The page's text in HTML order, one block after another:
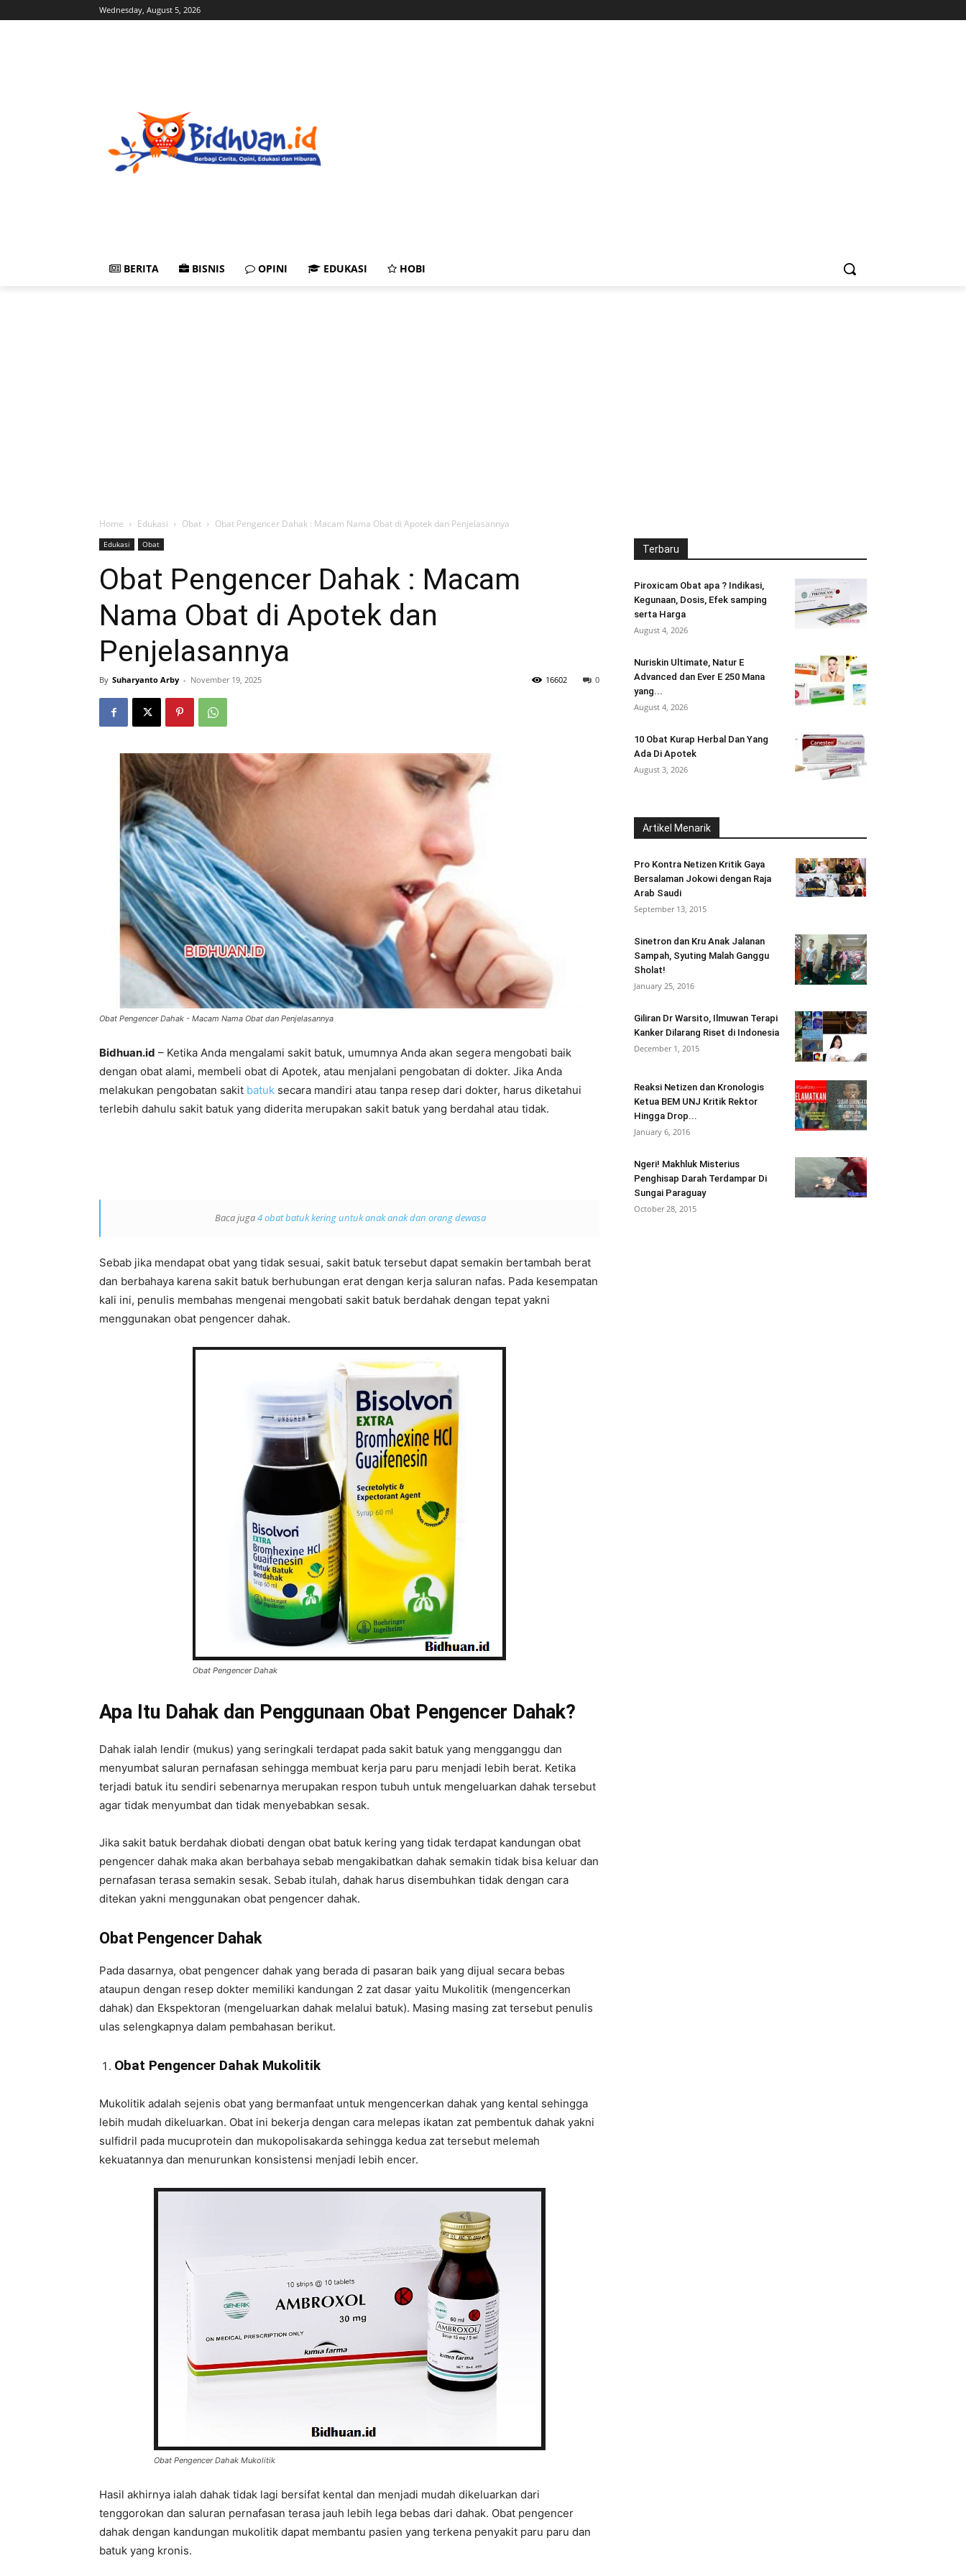
Wednesday, August 5, 2026
BERITA BISNIS OPINI EDUKASI HOBI
Home Edukasi Obat Obat Pengencer Dahak : Macam Nama Obat di Apotek dan Penjelasannya
Edukasi Obat
Obat Pengencer Dahak : Macam
Nama Obat di Apotek dan
Penjelasannya
By Suharyanto Arby - November 19, 2025 0
16602
Obat Pengencer Dahak - Macam Nama Obat dan Penjelasannya
Bidhuan.id – Ketika Anda mengalami sakit batuk, umumnya Anda akan segera mengobati baik
dengan obat alami, membeli obat di Apotek, atau menjalani pengobatan di dokter. Jika Anda
melakukan pengobatan sakit batuk secara mandiri atau tanpa resep dari dokter, harus diketahui
terlebih dahulu sakit batuk yang diderita merupakan sakit batuk yang berdahal atau tidak.
Baca juga4 obat batuk kering untuk anak anak dan orang dewasa
Sebab jika mendapat obat yang tidak sesuai, sakit batuk tersebut dapat semakin bertambah berat
dan berbahaya karena sakit batuk berhubungan erat dengan kerja saluran nafas. Pada kesempatan
kali ini, penulis membahas mengenai mengobati sakit batuk berdahak dengan tepat yakni
menggunakan obat pengencer dahak.
Obat Pengencer Dahak
Apa Itu Dahak dan Penggunaan Obat Pengencer Dahak?
Dahak ialah lendir (mukus) yang seringkali terdapat pada sakit batuk yang mengganggu dan
menyumbat saluran pernafasan sehingga membuat kerja paru paru menjadi lebih berat. Ketika
terjadi batuk itu sendiri sebenarnya merupakan respon tubuh untuk mengeluarkan dahak tersebut
agar tidak menyumbat dan tidak menyebabkan sesak.
Jika sakit batuk berdahak diobati dengan obat batuk kering yang tidak terdapat kandungan obat
pengencer dahak maka akan berbahaya sebab mengakibatkan dahak semakin tidak bisa keluar dan
pernafasan terasa semakin sesak. Sebab itulah, dahak harus disembuhkan tidak dengan cara
ditekan yakni menggunakan obat pengencer dahak.
Obat Pengencer Dahak
Pada dasarnya, obat pengencer dahak yang berada di pasaran baik yang dijual secara bebas
ataupun dengan resep dokter memiliki kandungan 2 zat dasar yaitu Mukolitik (mengencerkan
dahak) dan Ekspektoran (mengeluarkan dahak melalui batuk). Masing masing zat tersebut penulis
ulas selengkapnya dalam pembahasan berikut.
Obat Pengencer Dahak Mukolitik
Mukolitik adalah sejenis obat yang bermanfaat untuk mengencerkan dahak yang kental sehingga
lebih mudah dikeluarkan. Obat ini bekerja dengan cara melepas ikatan zat pembentuk dahak yakni
sulfidril pada mucuprotein dan mukopolisakarda sehingga kedua zat tersebut melemah
kekuatannya dan menurunkan konsistensi menjadi lebih encer.
Obat Pengencer Dahak Mukolitik
Hasil akhirnya ialah dahak tidak lagi bersifat kental dan menjadi mudah dikeluarkan dari
tenggorokan dan saluran pernafasan terasa jauh lebih lega bebas dari dahak. Obat pengencer
dahak dengan kandungan mukolitik dapat membantu pasien yang terkena penyakit paru paru dan
batuk yang kronis.
Terbaru
Piroxicam Obat apa ? Indikasi,
Kegunaan, Dosis, Efek samping
serta Harga
August 4, 2026
Nuriskin Ultimate, Natur E
Advanced dan Ever E 250 Mana
yang...
August 4, 2026
10 Obat Kurap Herbal Dan Yang
Ada Di Apotek
August 3, 2026
Artikel Menarik
Pro Kontra Netizen Kritik Gaya
Bersalaman Jokowi dengan Raja
Arab Saudi
September 13, 2015
Sinetron dan Kru Anak Jalanan
Sampah, Syuting Malah Ganggu
Sholat!
January 25, 2016
Giliran Dr Warsito, Ilmuwan Terapi
Kanker Dilarang Riset di Indonesia
December 1, 2015
Reaksi Netizen dan Kronologis
Ketua BEM UNJ Kritik Rektor
Hingga Drop...
January 6, 2016
Ngeri! Makhluk Misterius
Penghisap Darah Terdampar Di
Sungai Paraguay
October 28, 2015